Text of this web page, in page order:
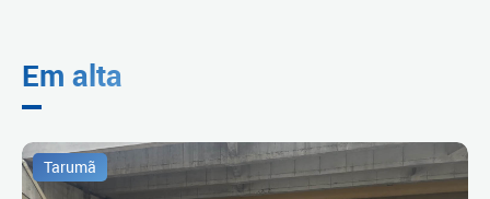
Em alta
Tarumã